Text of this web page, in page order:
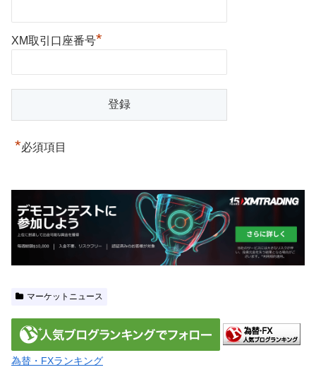
XM取引口座番号*
*必須項目
マーケットニュース
為替・FXランキング